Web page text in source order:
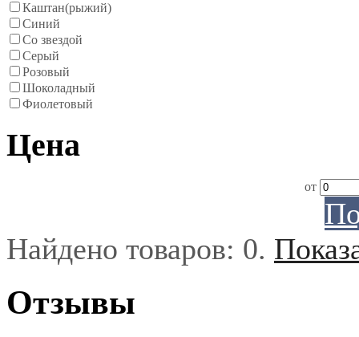
Каштан(рыжий)
Синий
Со звездой
Серый
Розовый
Шоколадный
Фиолетовый
Цена
от
Найдено товаров: 0.
Отзывы